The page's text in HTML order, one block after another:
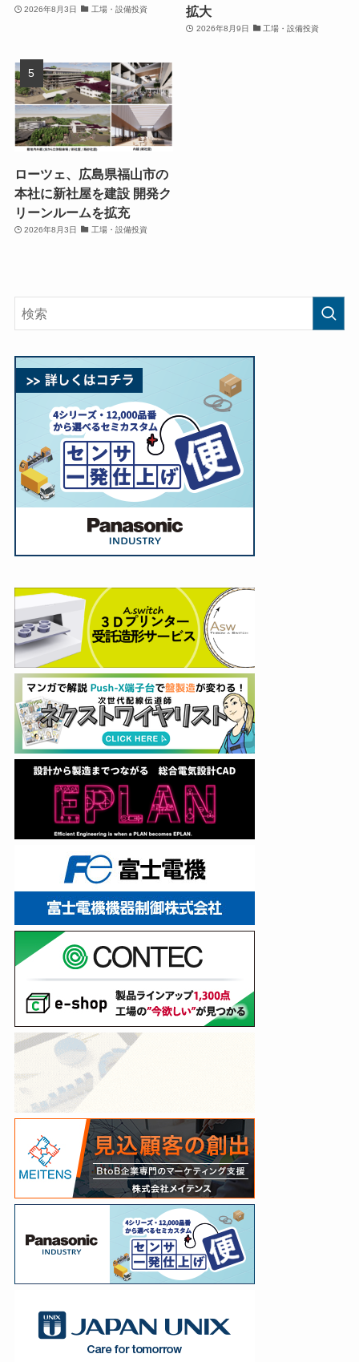
2026年8月3日 工場・設備投資
拡大
2026年8月9日 工場・設備投資
ローツェ、広島県福山市の
本社に新社屋を建設 開発ク
リーンルームを拡充
2026年8月3日 工場・設備投資